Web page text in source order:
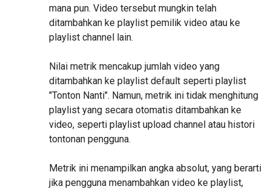
mana pun. Video tersebut mungkin telah
ditambahkan ke playlist pemilik video atau ke
playlist channel lain.
Nilai metrik mencakup jumlah video yang
ditambahkan ke playlist default seperti playlist
"Tonton Nanti". Namun, metrik ini tidak menghitung
playlist yang secara otomatis ditambahkan ke
video, seperti playlist upload channel atau histori
tontonan pengguna.
Metrik ini menampilkan angka absolut, yang berarti
jika pengguna menambahkan video ke playlist,